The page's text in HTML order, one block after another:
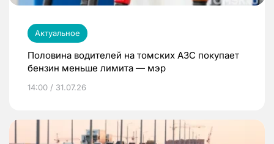
Актуальное
Половина водителей на томских АЗС покупает
бензин меньше лимита — мэр
14:00 / 31.07.26